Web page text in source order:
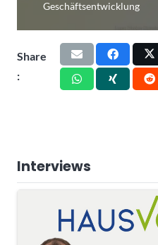
Geschäftsentwicklung
Share
:
Interviews